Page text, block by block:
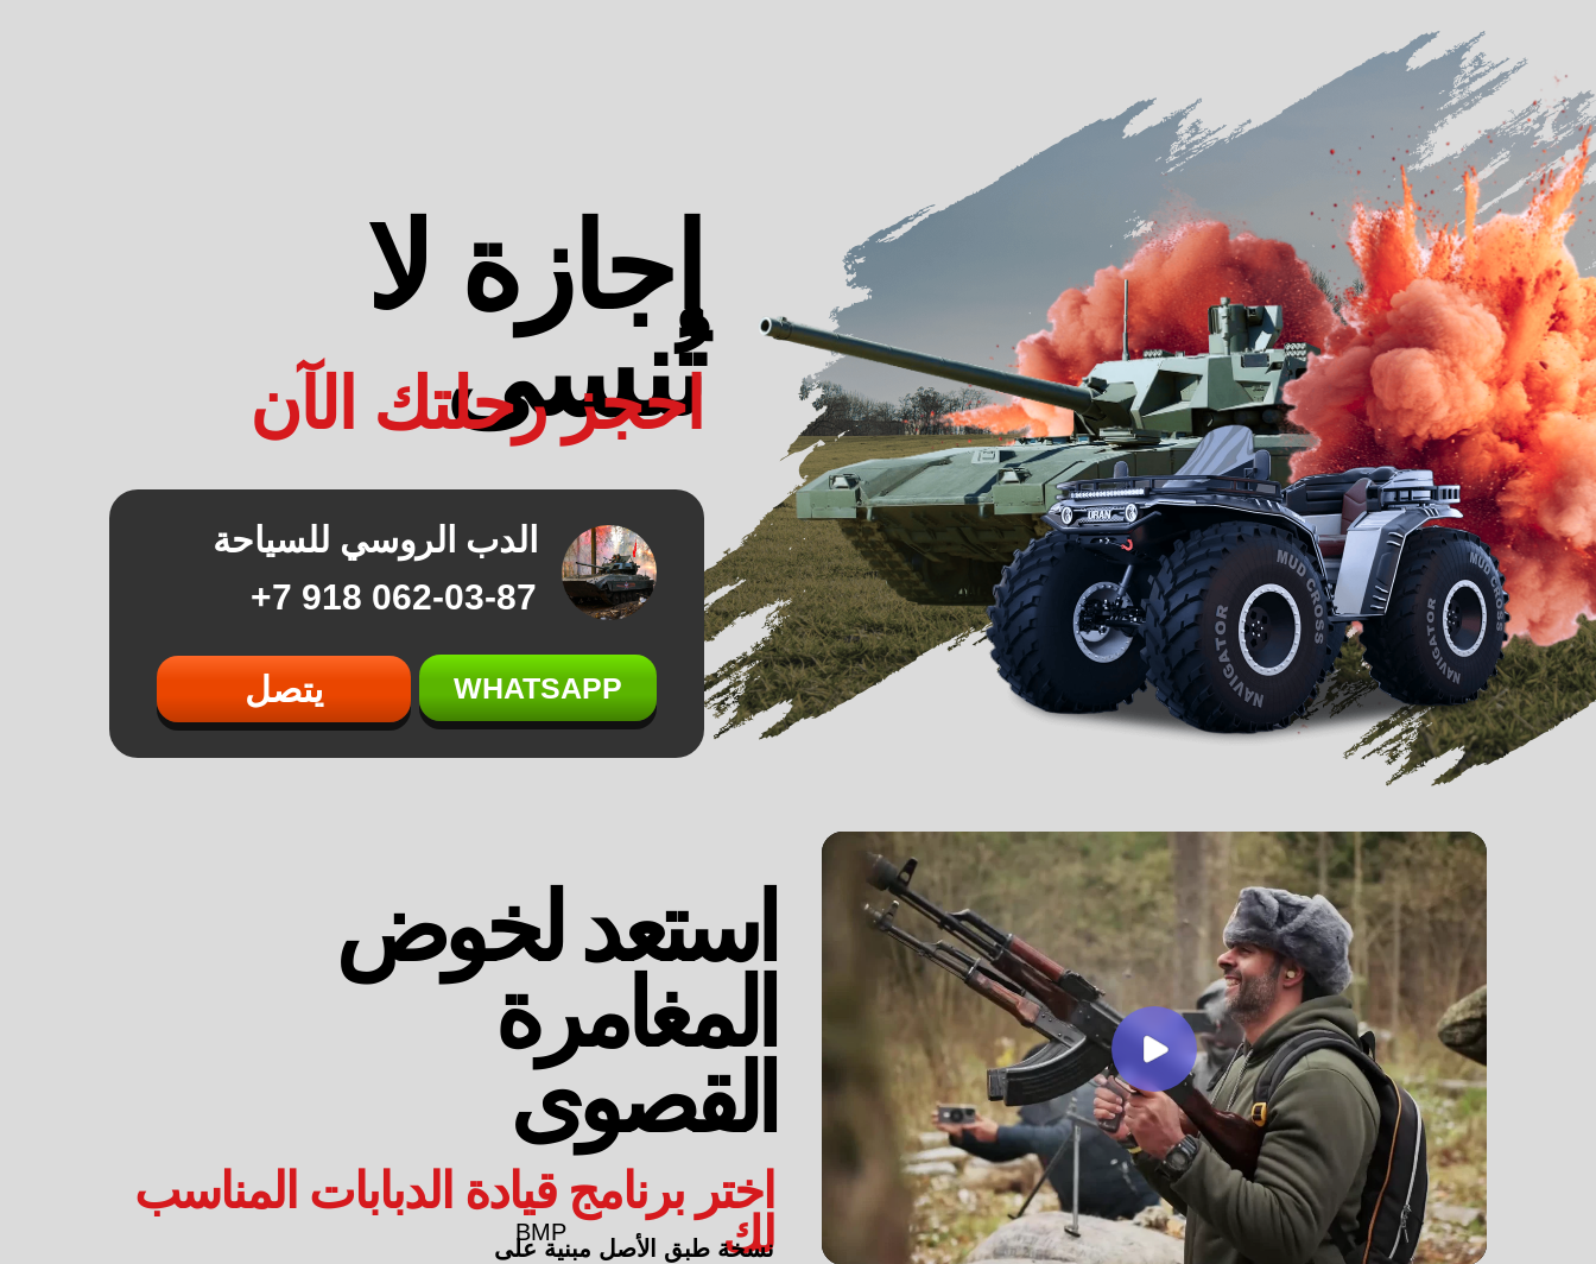
إجازة لا
تُنسى
احجز رحلتك الآن
الدب الروسي للسياحة
062-03-87 918 7+
يتصل WHATSAPP
استعد لخوض
المغامرة
القصوى
اختر برنامج قيادة الدبابات المناسب
لك
نسخة طبق الأصل مبنية على
BMP